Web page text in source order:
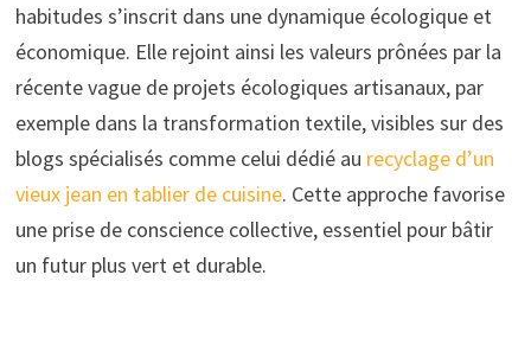
habitudes s’inscrit dans une dynamique écologique et
économique. Elle rejoint ainsi les valeurs prônées par la
récente vague de projets écologiques artisanaux, par
exemple dans la transformation textile, visibles sur des
blogs spécialisés comme celui dédié au recyclage d’un
vieux jean en tablier de cuisine. Cette approche favorise
une prise de conscience collective, essentiel pour bâtir
un futur plus vert et durable.